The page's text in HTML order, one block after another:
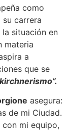
como
carrera
situación en
materia
a
que se
asegura:
de mi Ciudad.
con mi equipo,